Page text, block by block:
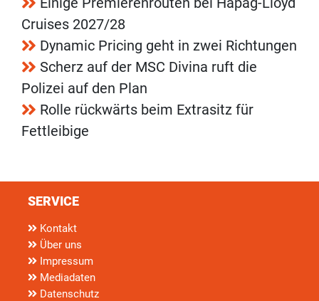
Cruises 2027/28
Dynamic Pricing geht in zwei Richtungen
Scherz auf der MSC Divina ruft die
Polizei auf den Plan
Rolle rückwärts beim Extrasitz für
Fettleibige
SERVICE
Kontakt
Über uns
Impressum
Mediadaten
Datenschutz